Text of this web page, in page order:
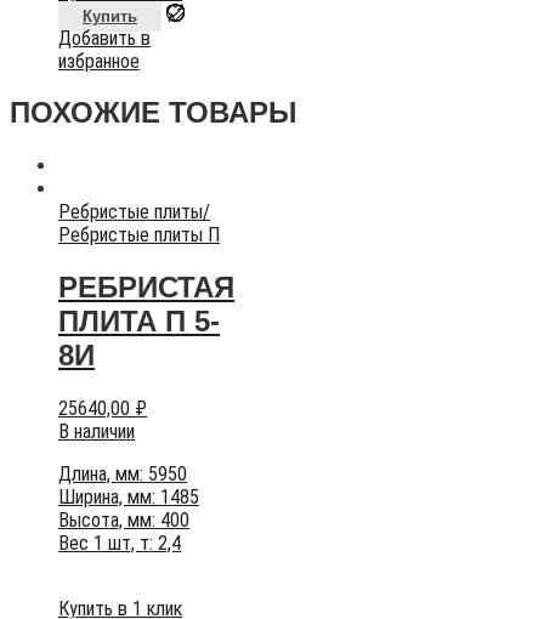
Купить
Добавить в
избранное
ПОХОЖИЕ ТОВАРЫ
Ребристые плиты/
Ребристые плиты П
РЕБРИСТАЯ
ПЛИТА П 5-
8И
25640,00 ₽
В наличии
Длина, мм: 5950
Ширина, мм: 1485
Высота, мм: 400
Вес 1 шт, т: 2,4
Купить в 1 клик